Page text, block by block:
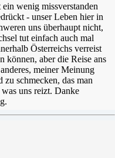
wenig missverstanden
- unser Leben hier in
uns überhaupt nicht,
tut einfach auch mal
Österreichs verreist
können, aber die Reise ans
meiner Meinung
zu schmecken, das man
uns reizt. Danke